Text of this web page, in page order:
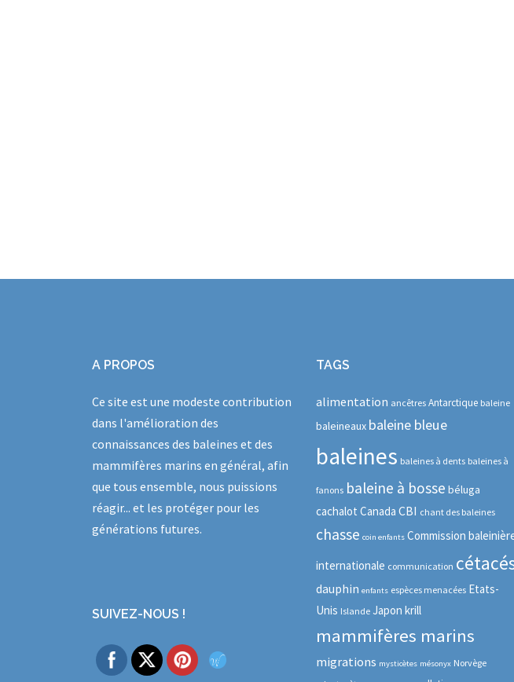
A PROPOS
Ce site est une modeste contribution
dans l'amélioration des
connaissances des baleines et des
mammifères marins en général, afin
que tous ensemble, nous puissions
réagir... et les protéger pour les
générations futures.
SUIVEZ-NOUS !
TAGS
alimentation ancêtres Antarctique baleine
baleineaux baleine bleue
baleines baleines à dents baleines à
fanons baleine à bosse béluga
cachalot Canada CBI chant des baleines
chasse coin enfants Commission
internationale communication
dauphin enfants espèces menacées Etats-
Unis Islande Japon krill
mammifères marins
migrations mysticètes mésonyx Norvège